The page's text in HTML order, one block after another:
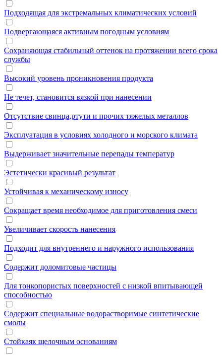
Подходящая для экстремальных климатических условий
Подвергающаяся активным погодным условиям
Сохраняющая стабильный оттенок на протяжении всего срока
службы
Высокий уровень проникновения продукта
Не течет, становится вязкой при нанесении
Отсутствие свинца,ртути и прочих тяжелых металлов
Эксплуатация в условиях холодного и морского климата
Выдерживает значительные перепады температур
Эстетически красивый результат
Устойчивая к механическому износу
Сокращает время необходимое для приготовления смеси
Увеличивает скорость нанесения
Подходит для внутреннего и наружного использования
Содержит доломитовые частицы
Для тонкопористых поверхностей с низкой впитывающей
способностью
Содержит специальные водорастворимые синтетические
смолы
Стойкаяк щелочным основаниям